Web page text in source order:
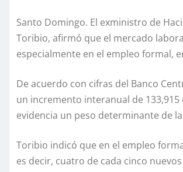
Santo Domingo. El exministro de
Toribio, afirmó que el mercado
especialmente en el empleo formal,
De acuerdo con cifras del Banco
un incremento interanual de
evidencia un peso determinante de
Toribio indicó que en el empleo
es decir, cuatro de cada cinco